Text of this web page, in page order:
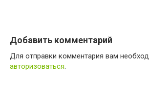
Добавить комментарий
Для отправки комментария вам
авторизоваться.